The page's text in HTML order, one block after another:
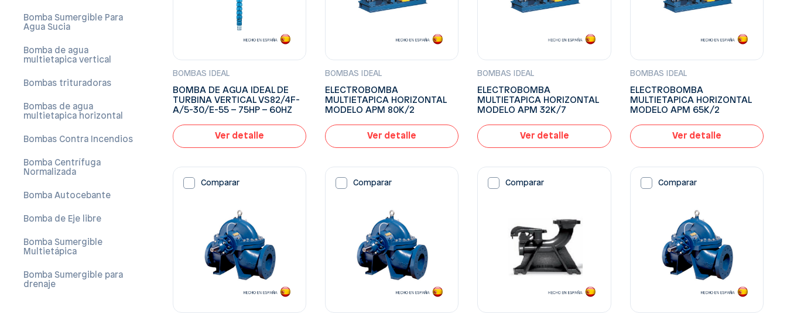
Bomba Sumergible Para
Agua Sucia
Bomba de agua
multietapica vertical
Bombas trituradoras
Bombas de agua
multietapica horizontal
Bombas Contra Incendios
Bomba Centrífuga
Normalizada
Bomba Autocebante
Bomba de Eje libre
Bomba Sumergible
Multietápica
Bomba Sumergible para
drenaje
BOMBAS IDEAL
BOMBA DE AGUA IDEAL DE
TURBINA VERTICAL VS82/4F-
A/5-30/E-55 – 75HP – 60HZ
Ver detalle
BOMBAS IDEAL
ELECTROBOMBA
MULTIETAPICA HORIZONTAL
MODELO APM 80K/2
Ver detalle
BOMBAS IDEAL
ELECTROBOMBA
MULTIETAPICA HORIZONTAL
MODELO APM 32K/7
Ver detalle
BOMBAS IDEAL
ELECTROBOMBA
MULTIETAPICA HORIZONTAL
MODELO APM 65K/2
Ver detalle
Comparar Comparar Comparar Comparar